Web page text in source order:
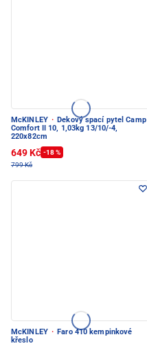
McKINLEY · Dekový spací pytel Camp
Comfort II 10, 1,03kg 13/10/-4,
220x82cm
649 Kč -18 %
799 Kč
McKINLEY · Faro 410 kempinkové
křeslo